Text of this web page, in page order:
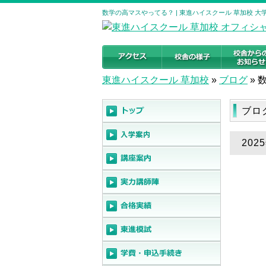
数学の高マスやってる？ | 東進ハイスクール 草加校 大
東進ハイスクール 草加校 » ブログ »
ブロ